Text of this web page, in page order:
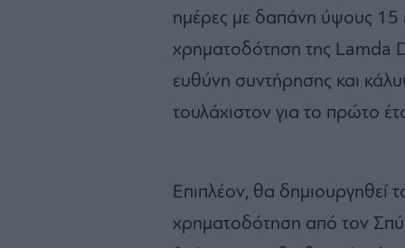
ημέρες με δαπάνη ύψους 15
χρηματοδότηση της Lamda
ευθύνη συντήρησης και
τουλάχιστον για το πρώτο
Eπιπλέον, θα δημιουργηθεί
χρηματοδότηση από τον